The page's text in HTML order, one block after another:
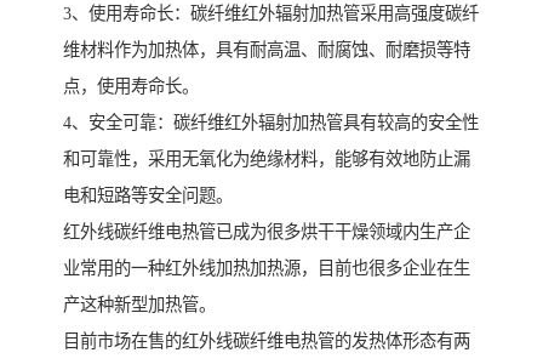
3、使用寿命长：碳纤维红外辐射加热管采用高强度碳纤
维材料作为加热体，具有耐高温、耐腐蚀、耐磨损等特
点，使用寿命长。
4、安全可靠：碳纤维红外辐射加热管具有较高的安全性
和可靠性，采用无氧化为绝缘材料，能够有效地防止漏
电和短路等安全问题。
红外线碳纤维电热管已成为很多烘干干燥领域内生产企
业常用的一种红外线加热加热源，目前也很多企业在生
产这种新型加热管。
目前市场在售的红外线碳纤维电热管的发热体形态有两